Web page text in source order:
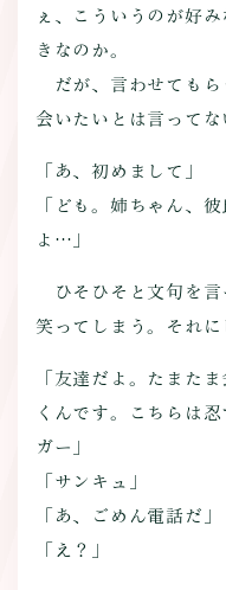
ぇ、こういうのが好
きなのか。
だが、言わせてもら
会いたいとは言ってな
「あ、初めまして」
「ども。姉ちゃん、
よ…」
ひそひそと文句を言
笑ってしまう。それに
「友達だよ。たまた
くんです。こちらは
ガー」
「サンキュ」
「あ、ごめん電話だ」
「え？」